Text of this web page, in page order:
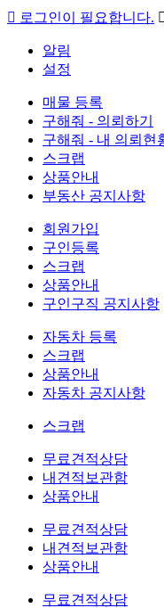
 로그인이 필요합니다. 
알림
설정
매물 등록
구해줘 - 의뢰하기
구해줘 - 내 의뢰현
스크랩
상품안내
부동산 공지사항
회원가입
구인등록
스크랩
상품안내
구인구직 공지사항
자동차 등록
스크랩
상품안내
자동차 공지사항
스크랩
무료견적상담
내견적보관함
상품안내
무료견적상담
내견적보관함
상품안내
무료견적상담